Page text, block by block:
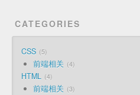
CATEGORIES
CSS 5
前端相关 4
HTML 4
前端相关 3